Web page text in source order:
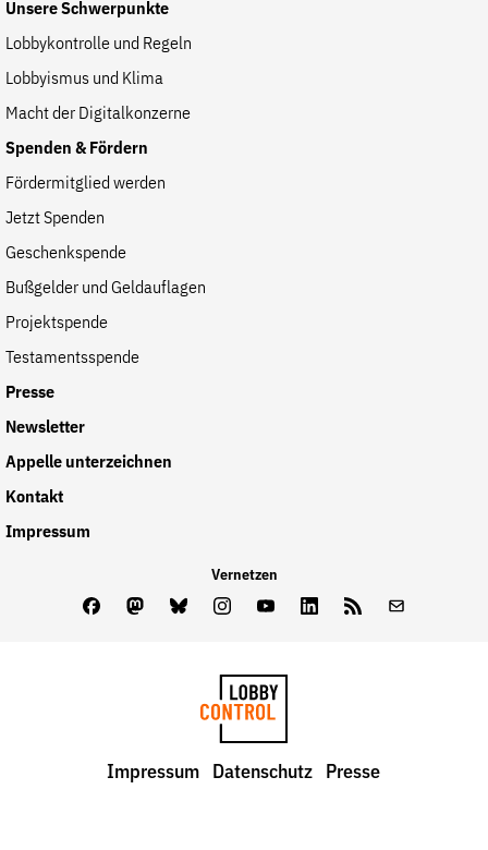
Unsere Schwerpunkte
Lobbykontrolle und Regeln
Lobbyismus und Klima
Macht der Digitalkonzerne
Spenden & Fördern
Fördermitglied werden
Jetzt Spenden
Geschenkspende
Bußgelder und Geldauflagen
Projektspende
Testamentsspende
Presse
Newsletter
Appelle unterzeichnen
Kontakt
Impressum
Vernetzen
FacebookMastodon
BlueskyInstagram
YoutubeLinkedInFeed
LobbyControl
Impressum Datenschutz Presse